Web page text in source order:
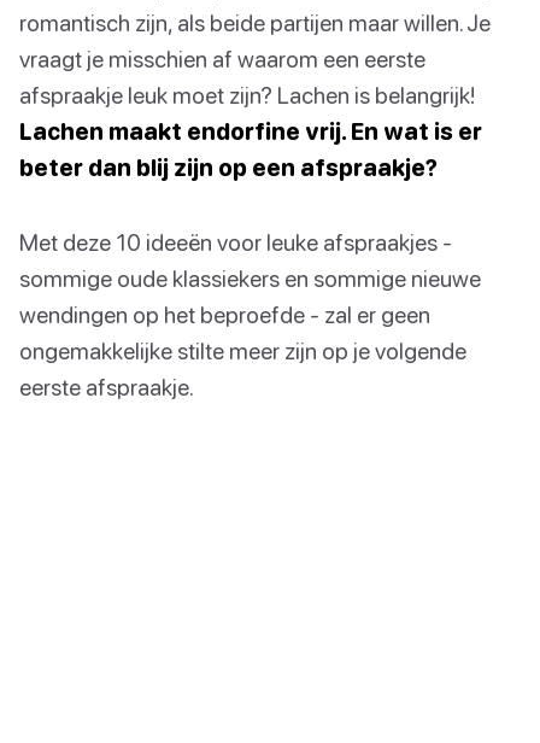
romantisch zijn, als beide partijen maar willen. Je
vraagt je misschien af waarom een eerste
afspraakje leuk moet zijn? Lachen is belangrijk!
Lachen maakt endorfine vrij. En wat is er
beter dan blij zijn op een afspraakje?
Met deze 10 ideeën voor leuke afspraakjes -
sommige oude klassiekers en sommige nieuwe
wendingen op het beproefde - zal er geen
ongemakkelijke stilte meer zijn op je volgende
eerste afspraakje.